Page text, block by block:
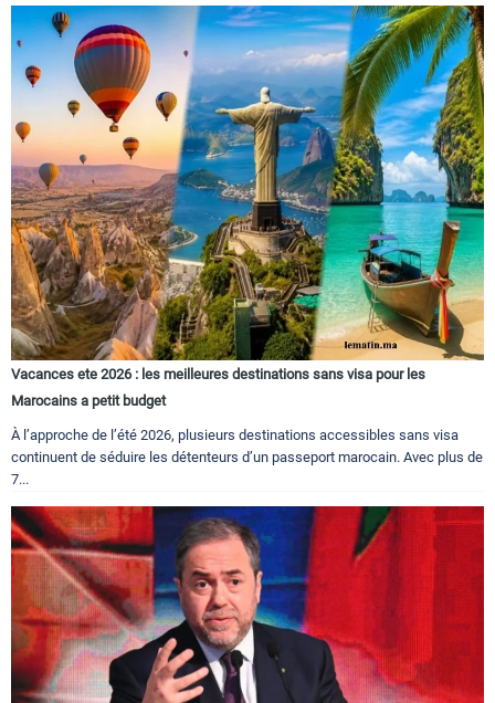
Vacances ete 2026 : les meilleures destinations sans visa pour les
Marocains a petit budget
À l’approche de l’été 2026, plusieurs destinations accessibles sans visa
continuent de séduire les détenteurs d’un passeport marocain. Avec plus de
7...